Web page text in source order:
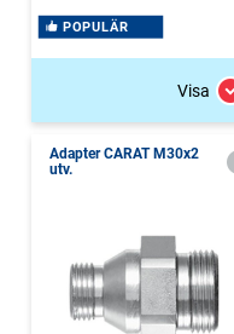
POPULÄR
Visa
Adapter CARAT M30x2
utv.